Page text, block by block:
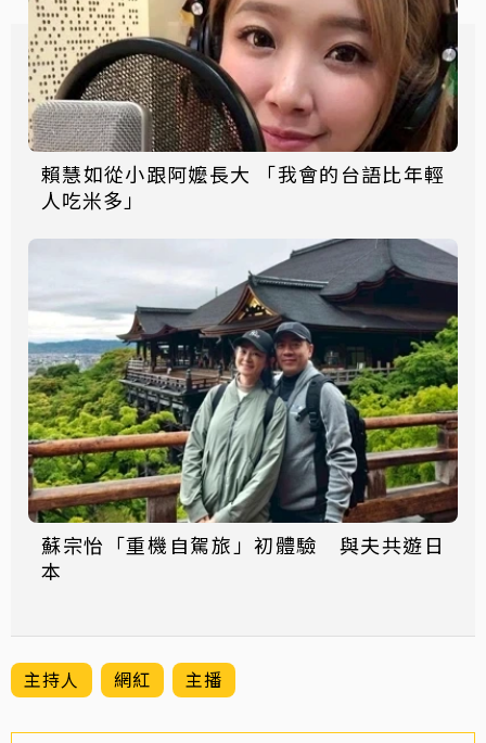
賴慧如從小跟阿嬤長大 「我會的台語比年輕
人吃米多」
蘇宗怡「重機自駕旅」初體驗 與夫共遊日
本
主持人 網紅 主播